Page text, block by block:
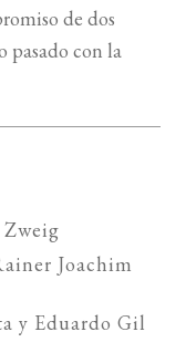
de dos
pasado con la
Joachim
y Eduardo Gil